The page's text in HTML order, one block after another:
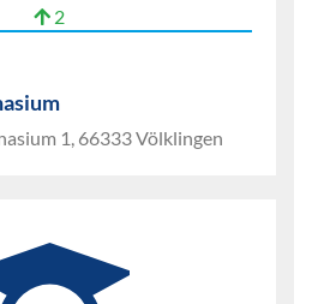
2
1, 66333 Völklingen